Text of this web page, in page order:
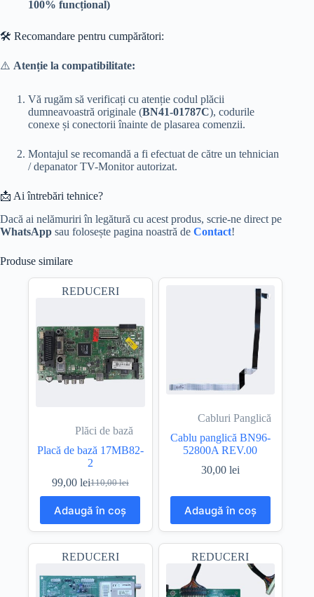
100% funcțional)
🛠️ Recomandare pentru cumpărători:
⚠️ Atenție la compatibilitate:
Vă rugăm să verificați cu atenție codul plăcii
dumneavoastră originale (BN41-01787C), codurile
conexe și conectorii înainte de plasarea comenzii.
Montajul se recomandă a fi efectuat de către un tehnician
/ depanator TV-Monitor autorizat.
📩 Ai întrebări tehnice?
Dacă ai nelămuriri în legătură cu acest produs, scrie-ne direct pe
WhatsApp sau folosește pagina noastră de Contact!
Produse similare
REDUCERI
Plăci de bază
Placă de bază 17MB82-
2
110,00lei
Prețul
a
fost:
99,00 leiPrețul
este:
99,00 lei.
Adaugă în coș
Cabluri Panglică
Cablu panglică BN96-
52800A REV.00
30,00 lei
Adaugă în coș
REDUCERI REDUCERI